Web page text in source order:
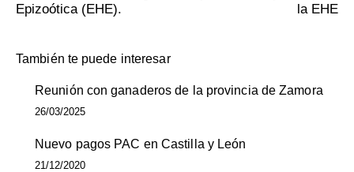
Epizoótica (EHE).
la EHE
También te puede interesar
Reunión con ganaderos de la provincia de Zamora
26/03/2025
Nuevo pagos PAC en Castilla y León
21/12/2020